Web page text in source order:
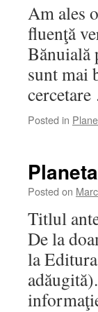
Am ales
fluenţă
Bănuială
sunt mai
Posted in
Posted on
Titlul
De la
la